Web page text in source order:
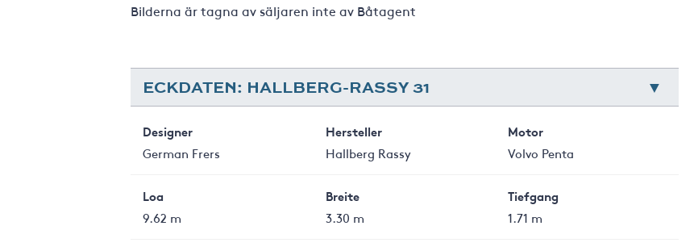
Bilderna är tagna av säljaren inte av Båtagent
ECKDATEN: HALLBERG-RASSY 31
Designer
German Frers
Hersteller
Hallberg Rassy
Motor
Volvo Penta
Loa
9.62 m
Breite
3.30 m
Tiefgang
1.71 m